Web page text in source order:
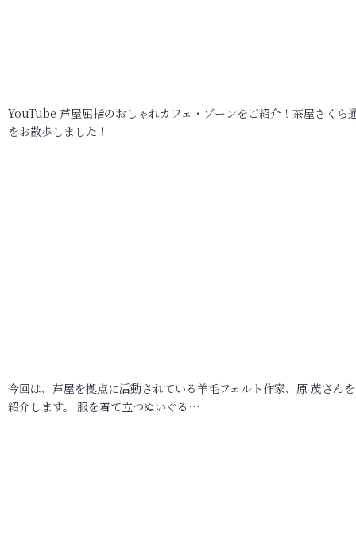
YouTube 芦屋屈指のおしゃれカフェ・ゾーンをご紹介！茶屋さくら
をお散歩しました！
今回は、芦屋を拠点に活動されている羊毛フェルト作家、原 茂さん
紹介します。 服を着て立つぬいぐる…